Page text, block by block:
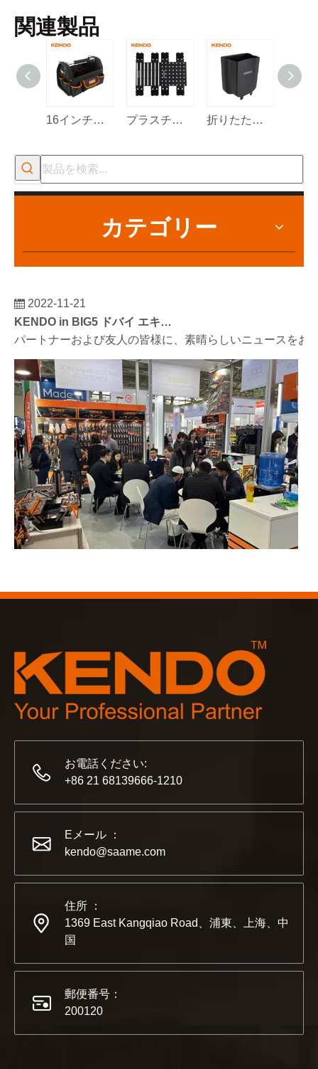
関連製品
16インチのオープンマウスツールバッグ プラスチック吊り下げボード2個 折りたたみゴミ箱
カテゴリー
2022-11-21
パートナーおよび友人の皆様に、素晴らしいニュースを
KENDO ケルン見本市 2023
2022-11-21
パートナーおよび友人の皆様に、素晴らしいニュースを
お電話ください:
+86 21 68139666-1210
Eメール ：
kendo@saame.com
住所 ：
1369 East Kangqiao Road、浦東、上海、中
国
郵便番号：
200120